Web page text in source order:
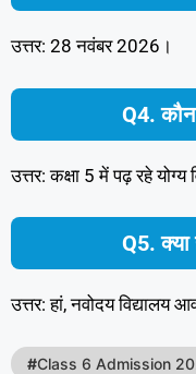
उत्तर: 28 नवंबर 2026।
Q4.
उत्तर: कक्षा 5 में पढ़ रहे योग्य
Q5. क्या
उत्तर: हां, नवोदय विद्यालय
#Class 6 Admission